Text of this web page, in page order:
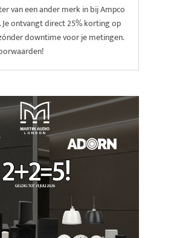
van een ander merk in bij Ampco
Je ontvangt direct 25% korting op
downtime voor je metingen.